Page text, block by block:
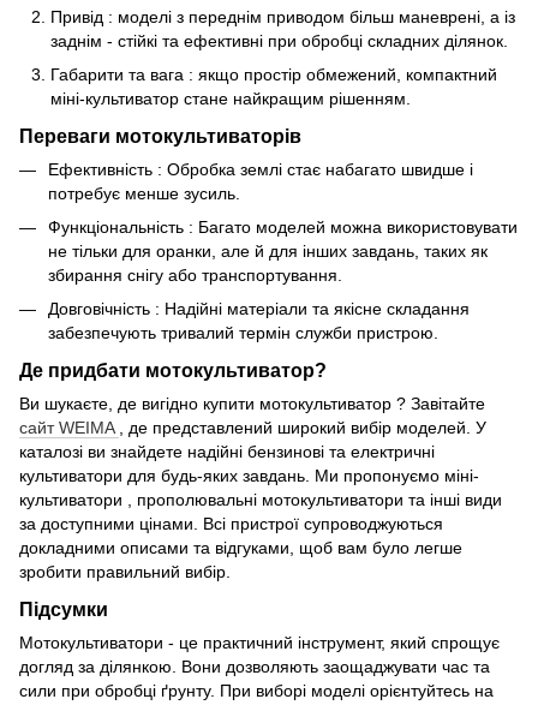
Привід : моделі з переднім приводом більш маневрені, а із
заднім - стійкі та ефективні при обробці складних ділянок.
Габарити та вага : якщо простір обмежений, компактний
міні-культиватор стане найкращим рішенням.
Переваги мотокультиваторів
Ефективність : Обробка землі стає набагато швидше і
потребує менше зусиль.
Функціональність : Багато моделей можна використовувати
не тільки для оранки, але й для інших завдань, таких як
збирання снігу або транспортування.
Довговічність : Надійні матеріали та якісне складання
забезпечують тривалий термін служби пристрою.
Де придбати мотокультиватор?
Ви шукаєте, де вигідно купити мотокультиватор ? Завітайте
сайт WEIMA, де представлений широкий вибір моделей. У
каталозі ви знайдете надійні бензинові та електричні
культиватори для будь-яких завдань. Ми пропонуємо міні-
культиватори , прополювальні мотокультиватори та інші види
за доступними цінами. Всі пристрої супроводжуються
докладними описами та відгуками, щоб вам було легше
зробити правильний вибір.
Підсумки
Мотокультиватори - це практичний інструмент, який спрощує
догляд за ділянкою. Вони дозволяють заощаджувати час та
сили при обробці ґрунту. При виборі моделі орієнтуйтесь на